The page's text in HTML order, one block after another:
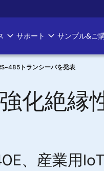
サポート サンプル&ご
485トランシーバを発表
化絶縁
、産業用